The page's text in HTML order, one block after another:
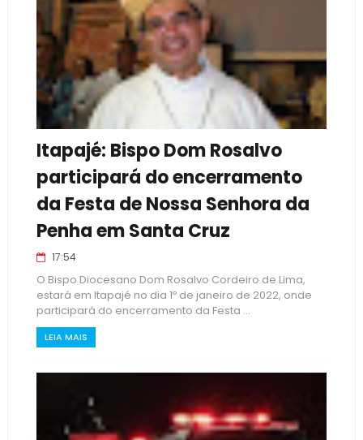
Itapajé: Bispo Dom Rosalvo
participará do encerramento
da Festa de Nossa Senhora da
Penha em Santa Cruz
17:54
O Bispo Diocesano Dom Rosalvo Cordeiro de Lima,
estará em Itapajé no dia 1º de janeiro de 2022, onde
participará do encerramento da Festa ...
LEIA MAIS